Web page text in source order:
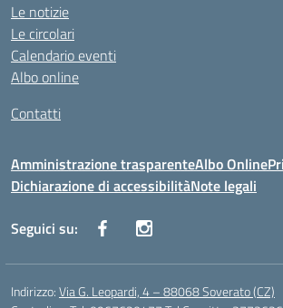
Le notizie
Le circolari
Calendario eventi
Albo online
Contatti
Amministrazione trasparenteAlbo Online
Dichiarazione di accessibilitàNote legali
Seguici su:
Indirizzo:Via G. Leopardi, 4 – 88068 Soverato (CZ)